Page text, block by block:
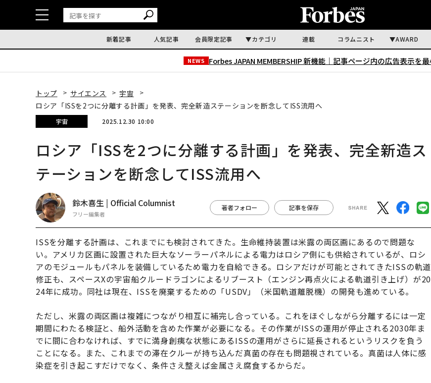
新着記事 人気記事 会員限定記事 カテゴリ 連載 コラムニスト AWARD
NEWS Forbes JAPAN MEMBERSHIP 新機能｜ 記事ページ内の広告表示を
トップ サイエンス
宇宙
ロシア「ISSを2つに分離する計画」を発表、完全新造ステーションを断念してISS流用へ
宇宙 2025.12.30 10:00
ロシア「ISSを2つに分離する計画」を発表、完全新造ス
テーションを断念してISS流用へ
鈴木喜生 | Official Columnist
フリー編集者
著者フォロー 記事を保存
ISSを分離する計画は、これまでにも検討されてきた。生命維持装置は米露の両区画にあるので問題な
い。アメリカ区画に設置された巨大なソーラーパネルによる電力はロシア側にも供給されているが、ロシ
アのモジュールもパネルを装備しているため電力を自給できる。ロシアだけが可能とされてきたISSの軌道
修正も、スペースXの宇宙船クルードラゴンによるリブースト（エンジン再点火による軌道引き上げ）が20
24年に成功。同社は現在、ISSを廃棄するための「USDV」（米国軌道離脱機）の開発も進めている。
ただし、米露の両区画は複雑につながり相互に補完し合っている。これをほぐしながら分離するには一定
期間にわたる検証と、船外活動を含めた作業が必要になる。その作業がISSの運用が停止される2030年ま
でに間に合わなければ、すでに満身創痍な状態にあるISSの運用がさらに延長されるというリスクを負う
ことになる。また、これまでの滞在クルーが持ち込んだ真菌の存在も問題視されている。真菌は人体に感
染症を引き起こすだけでなく、条件さえ整えば金属さえ腐食するからだ。